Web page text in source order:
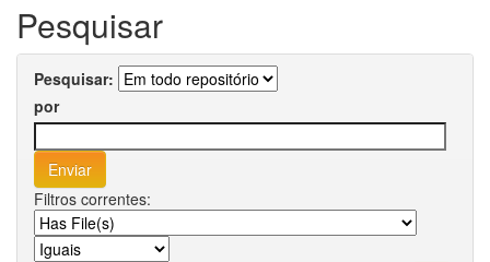
Pesquisar
Pesquisar:
por
Filtros correntes: